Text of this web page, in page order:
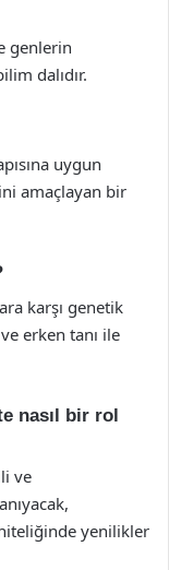
genlerin
dalıdır.
uygun
amaçlayan bir
karşı genetik
erken tanı ile
nasıl bir rol
ve
yenilikler